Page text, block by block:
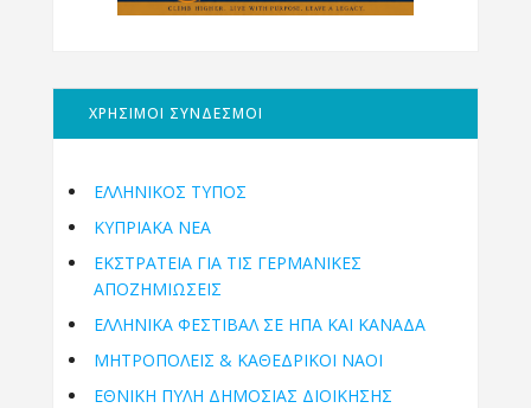
ΧΡΗΣΙΜΟΙ ΣΥΝΔΕΣΜΟΙ
ΕΛΛΗΝΙΚΟΣ ΤΥΠΟΣ
ΚΥΠΡΙΑΚΑ ΝΕΑ
ΕΚΣΤΡΑΤΕΙΑ ΓΙΑ ΤΙΣ ΓΕΡΜΑΝΙΚΕΣ
ΑΠΟΖΗΜΙΩΣΕΙΣ
ΕΛΛΗΝΙΚΆ ΦΕΣΤΙΒΆΛ ΣΕ ΗΠΑ ΚΑΙ ΚΑΝΑΔΑ
ΜΗΤΡΟΠΌΛΕΙΣ & ΚΑΘΕΔΡΙΚΟΊ ΝΑΟΊ
ΕΘΝΙΚΉ ΠΎΛΗ ΔΗΜΌΣΙΑΣ ΔΙΟΊΚΗΣΗΣ